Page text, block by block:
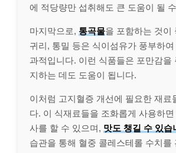
에 적당량만 섭취해도 큰 도움이 될
마지막으로, 통곡물을 포함하는 것이
귀리, 통밀 등은 식이섬유가 풍부하
과적입니다. 이런 식품들은 포만감을
지하는 데도 도움이 됩니다.
이처럼 고지혈증 개선에 필요한 재료
다. 이 식재료들을 조화롭게 사용하
사를 할 수 있으며, 맛도 챙길 수 있습
습관을 통해 혈중 콜레스테롤 수치를